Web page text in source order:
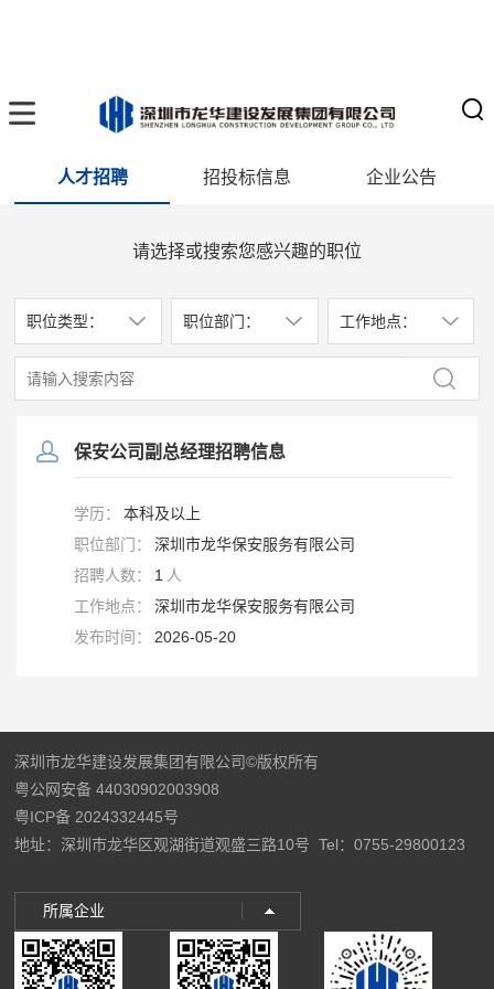
人才招聘 招投标信息 企业公告
请选择或搜索您感兴趣的职位
职位类型： 职位部门： 工作地点：
保安公司副总经理招聘信息
学历：
本科及以上
职位部门：
深圳市龙华保安服务有限公司
招聘人数：
1 人
工作地点：
深圳市龙华保安服务有限公司
发布时间：
2026-05-20
深圳市龙华建设发展集团有限公司©版权所有
粤公网安备 44030902003908
粤ICP备 2024332445号
地址：深圳市龙华区观湖街道观盛三路10号 Tel：0755-29800123
所属企业